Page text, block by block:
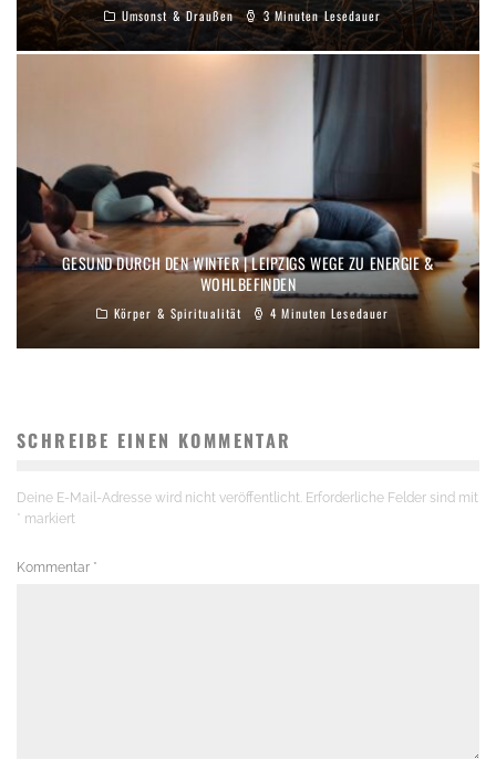
Umsonst & Draußen 3 Minuten Lesedauer
GESUND DURCH DEN WINTER | LEIPZIGS WEGE ZU ENERGIE &
WOHLBEFINDEN
Körper & Spiritualität 4 Minuten Lesedauer
SCHREIBE EINEN KOMMENTAR
Deine E-Mail-Adresse wird nicht veröffentlicht. Erforderliche Felder sind mit
* markiert
Kommentar *